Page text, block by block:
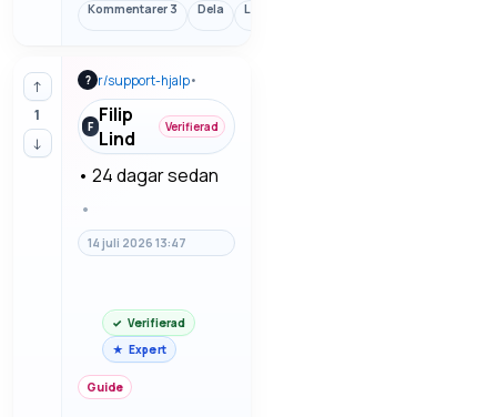
använda för den som
felsökning steg för
steg så man slipper
gissa.
Kommentarer 3 Dela Länk
↑
1
↓
? r/support-hjalp•
F Filip
Lind
Verifierad
• 24 dagar sedan
•
14 juli 2026 13:47
Verifierad
Expert
Guide